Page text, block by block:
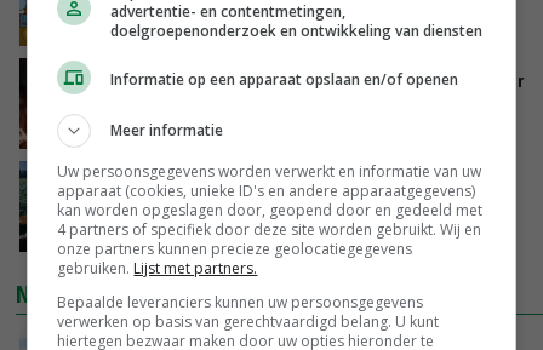
VANDAAG, 15:33
Vlaamse varkensstapel krimpt, pluimveesector
VANDAAG, 15:20
‘Cijfer jezelf niet weg en doe vooral ook waar
je gelukkig van wordt’
VANDAAG, 13:31
NIEUWSTE VIDEO'S
advertentie- en contentmetingen,
doelgroepenonderzoek en ontwikkeling van diensten
Informatie op een apparaat opslaan en/of openen
Meer informatie
Uw persoonsgegevens worden verwerkt en informatie van uw
apparaat (cookies, unieke ID's en andere apparaatgegevens)
kan worden opgeslagen door, geopend door en gedeeld met
4 partners of specifiek door deze site worden gebruikt. Wij en
onze partners kunnen precieze geolocatiegegevens
gebruiken. Lijst met partners.
Bepaalde leveranciers kunnen uw persoonsgegevens
verwerken op basis van gerechtvaardigd belang. U kunt
hiertegen bezwaar maken door uw opties hieronder te